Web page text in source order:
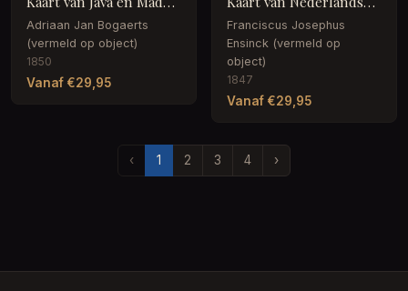
Adriaan Jan Bogaerts
(vermeld op object)
1850
Vanaf €29,95
Franciscus Josephus
Ensinck (vermeld op
object)
1847
Vanaf €29,95
‹ 1 2 3 4 ›